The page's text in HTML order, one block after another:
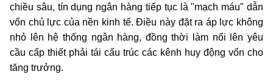
chiều sâu, tín dụng ngân hàng tiếp tục là "mạch máu" dẫn
vốn chủ lực của nền kinh tế. Điều này đặt ra áp lực không
nhỏ lên hệ thống ngân hàng, đồng thời làm nổi lên yêu
cầu cấp thiết phải tái cấu trúc các kênh huy động vốn cho
tăng trưởng.